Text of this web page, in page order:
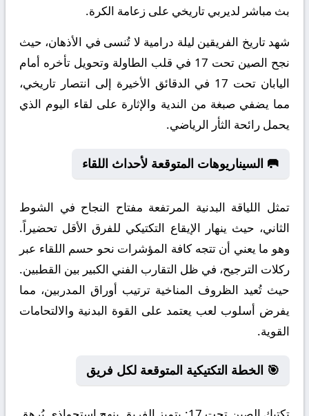
بث مباشر لديربي تاريخي على زعامة الكرة.
شهد تاريخ الفريقين ليلة درامية لا تُنسى في الأذهان، حيث
نجح الصين تحت 17 في قلب الطاولة وتحويل تأخره أمام
اليابان تحت 17 في الدقائق الأخيرة إلى انتصار تاريخي،
مما يضفي صبغة من الندية والإثارة على لقاء اليوم الذي
يحمل رائحة الثأر الرياضي.
🥅 السيناريوهات المتوقعة لأحداث اللقاء
تمثل اللياقة البدنية المرتفعة مفتاح النجاح في الشوط
الثاني، حيث ينهار الإيقاع التكتيكي للفرق الأقل تحضيراً.
وهو ما يعني أن تتجه كافة المؤشرات نحو حسم اللقاء عبر
ركلات الترجيح، في ظل التقارب الفني الكبير بين القطبين.
حيث تُعيد الظروف المناخية ترتيب أوراق المدربين، مما
يفرض أسلوب لعب يعتمد على القوة البدنية والالتحامات
القوية.
🎯 الخطة التكتيكية المتوقعة لكل فريق